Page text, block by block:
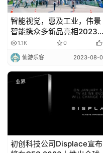
智能视觉，惠及工业，伟景
智能携众多新品亮相2023上
海机器视觉展
1.1K 0
仙游乐客 2023-08-
业界
初创科技公司Displace宣布